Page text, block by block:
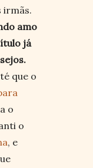
irmãs.
amo
já
que o
o
o
, e